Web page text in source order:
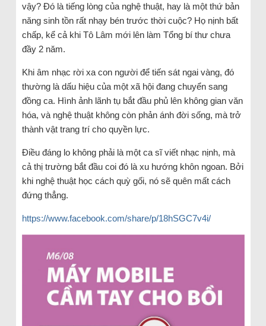
vậy? Đó là tiếng lòng của nghệ thuật, hay là một thứ bản
năng sinh tồn rất nhạy bén trước thời cuộc? Họ nịnh bất
chấp, kể cả khi Tô Lâm mới lên làm Tổng bí thư chưa
đầy 2 năm.
Khi âm nhạc rời xa con người để tiến sát ngai vàng, đó
thường là dấu hiệu của một xã hội đang chuyển sang
đồng ca. Hình ảnh lãnh tụ bắt đầu phủ lên không gian văn
hóa, và nghệ thuật không còn phản ánh đời sống, mà trở
thành vật trang trí cho quyền lực.
Điều đáng lo không phải là một ca sĩ viết nhạc nịnh, mà
cả thị trường bắt đầu coi đó là xu hướng khôn ngoan. Bởi
khi nghệ thuật học cách quỳ gối, nó sẽ quên mất cách
đứng thẳng.
https://www.facebook.com/share/p/18hSGC7v4i/